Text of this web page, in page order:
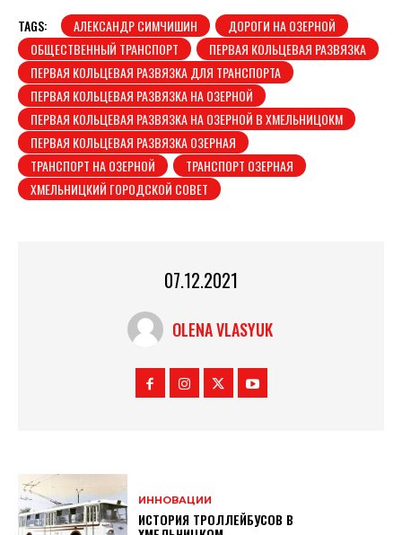
TAGS: АЛЕКСАНДР СИМЧИШИН
ДОРОГИ НА ОЗЕРНОЙ
ОБЩЕСТВЕННЫЙ ТРАНСПОРТ
ПЕРВАЯ КОЛЬЦЕВАЯ РАЗВЯЗКА
ПЕРВАЯ КОЛЬЦЕВАЯ РАЗВЯЗКА ДЛЯ ТРАНСПОРТА
ПЕРВАЯ КОЛЬЦЕВАЯ РАЗВЯЗКА НА ОЗЕРНОЙ
ПЕРВАЯ КОЛЬЦЕВАЯ РАЗВЯЗКА НА ОЗЕРНОЙ В ХМЕЛЬНИЦОКМ
ПЕРВАЯ КОЛЬЦЕВАЯ РАЗВЯЗКА ОЗЕРНАЯ
ТРАНСПОРТ НА ОЗЕРНОЙ
ТРАНСПОРТ ОЗЕРНАЯ
ХМЕЛЬНИЦКИЙ ГОРОДСКОЙ СОВЕТ
07.12.2021
OLENA VLASYUK
ИННОВАЦИИ
ИСТОРИЯ ТРОЛЛЕЙБУСОВ В